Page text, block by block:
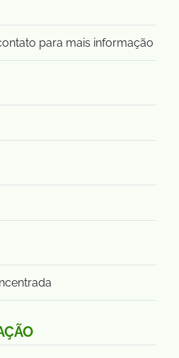
para mais informação